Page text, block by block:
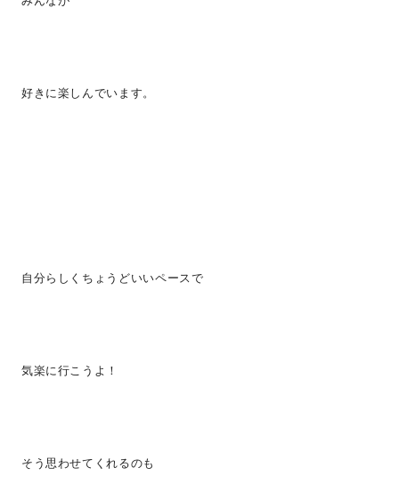
好きに楽しんでいます。
自分らしくちょうどいいペースで
気楽に行こうよ！
そう思わせてくれるのも